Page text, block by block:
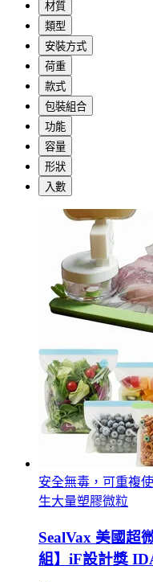
材質
類型
安裝方式
荷重
款式
包裝組合
功能
容量
形狀
入數
安全無毒，可重複
生大量塑膠微粒
SealVax 美國超
組】iF設計獎